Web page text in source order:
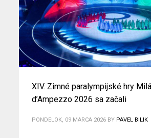
XIV. Zimné paralympijské hry
d’Ampezzo 2026 sa začali
PONDELOK, 09 MARCA 2026 BY PAVEL BILIK